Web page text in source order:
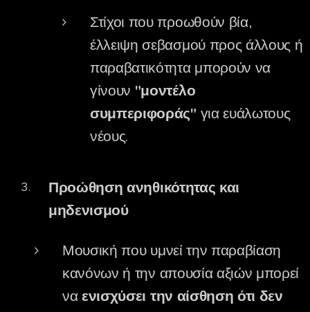
Στίχοι που προωθούν βία,
έλλειψη σεβασμού προς άλλους ή
παραβατικότητα μπορούν να
γίνουν "μοντέλο
συμπεριφοράς" για ευάλωτους
νέους.
Προώθηση ανηθικότητας και
μηδενισμού
Μουσική που υμνεί την παραβίαση
κανόνων ή την απουσία αξιών μπορεί
ναενισχύσει την αίσθηση ότι δεν